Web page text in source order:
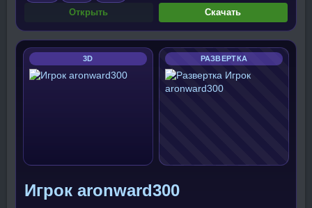
Открыть Скачать
3D РАЗВЕРТКА
Игрок aronward300